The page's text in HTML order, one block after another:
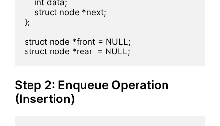
    int data;
    struct node *next;
};
struct node *front = NULL;
Step 2: Enqueue Operation
(Insertion)